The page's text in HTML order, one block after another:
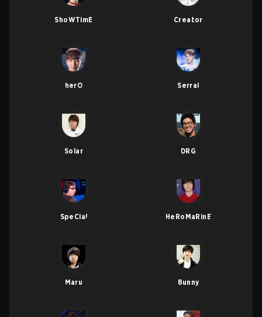
ShoWTimE Creator
herO Serral
Solar DRG
SpeCial HeRoMaRinE
Maru Bunny